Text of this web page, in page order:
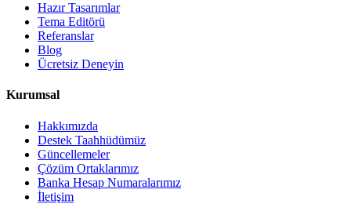
Hazır Tasarımlar
Tema Editörü
Referanslar
Blog
Ücretsiz Deneyin
Kurumsal
Hakkımızda
Destek Taahhüdümüz
Güncellemeler
Çözüm Ortaklarımız
Banka Hesap Numaralarımız
İletişim